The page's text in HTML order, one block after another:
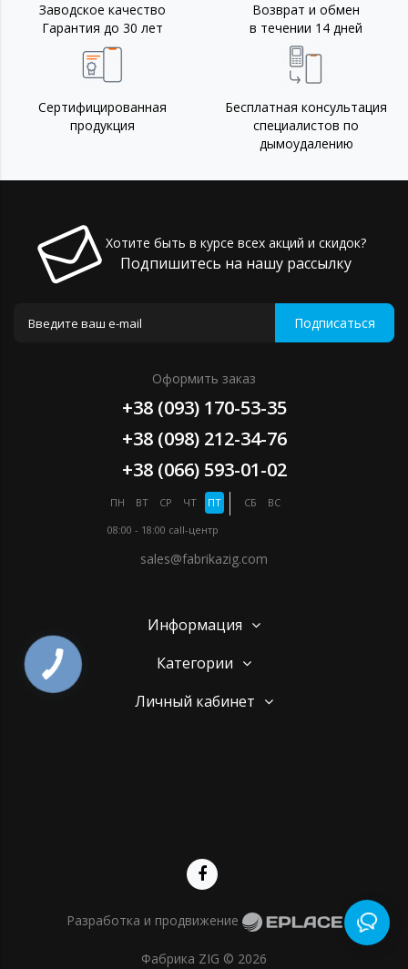
Заводское качество
Гарантия до 30 лет
Возврат и обмен
в течении 14 дней
Сертифицированная
продукция
Бесплатная консультация
специалистов по
дымоудалению
Хотите быть в курсе всех акций и скидок?
Подпишитесь на нашу рассылку
Подписаться
Оформить заказ
+38 (093) 170-53-35
+38 (098) 212-34-76
+38 (066) 593-01-02
ПН ВТ СР ЧТ ПТ СБ
ВС
08:00 - 18:00 call-центр
sales@fabrikazig.com
Информация
Категории
Личный кабинет
Фабрика ZIG © 2026
Разработка и продвижение